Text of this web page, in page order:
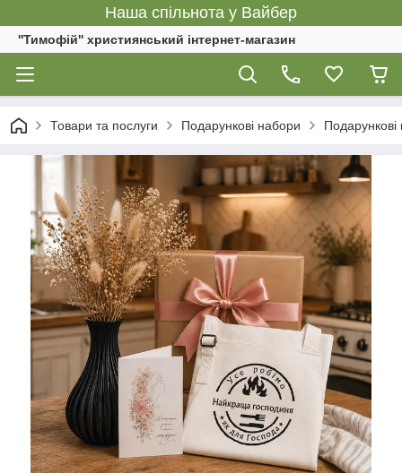
Наша спільнота у Вайбер
''Тимофій'' християнський інтернет-магазин
Товари та послуги Подарункові набори